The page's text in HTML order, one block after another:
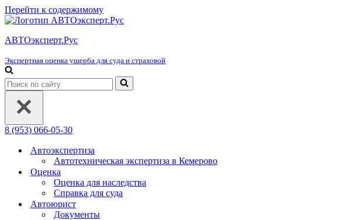
Перейти к содержимому
АВТОэксперт.Рус
Экспертная оценка ущерба для суда и страховой
Искать...
8 (953) 066-05-30
Автоэкспертиза
Автотехническая экспертиза в Кемерово
Оценка
Оценка для наследства
Справка для суда
Автоюрист
Документы